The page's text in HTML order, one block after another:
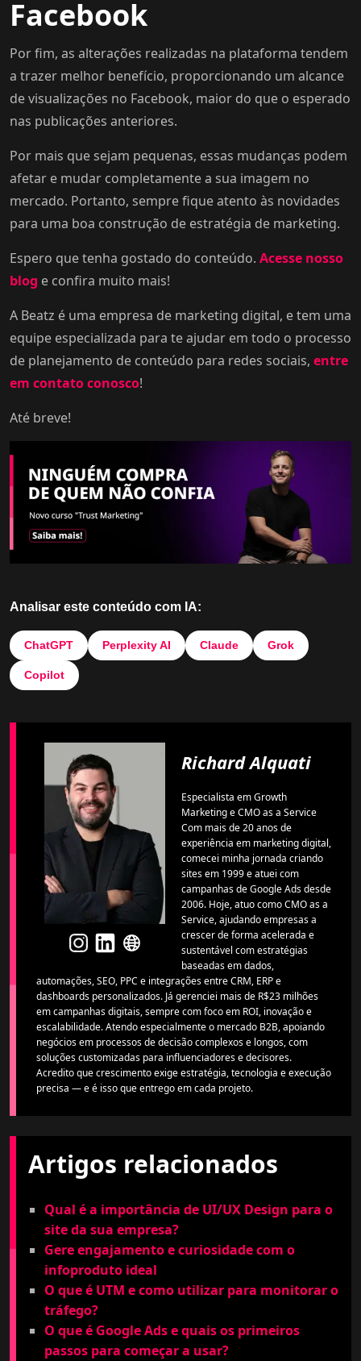
Facebook
Por fim, as alterações realizadas na plataforma tendem
a trazer melhor benefício, proporcionando um alcance
de visualizações no Facebook, maior do que o esperado
nas publicações anteriores.
Por mais que sejam pequenas, essas mudanças podem
afetar e mudar completamente a sua imagem no
mercado. Portanto, sempre fique atento às novidades
para uma boa construção de estratégia de marketing.
Espero que tenha gostado do conteúdo. Acesse nosso
blog e confira muito mais!
A Beatz é uma empresa de marketing digital, e tem uma
equipe especializada para te ajudar em todo o processo
de planejamento de conteúdo para redes sociais, entre
em contato conosco!
Até breve!
Analisar este conteúdo com IA:
ChatGPT Perplexity AI Claude Grok
Copilot
Richard Alquati
Especialista em Growth
Marketing e CMO as a Service
Com mais de 20 anos de
experiência em marketing digital,
comecei minha jornada criando
sites em 1999 e atuei com
campanhas de Google Ads desde
2006. Hoje, atuo como CMO as a
Service, ajudando empresas a
crescer de forma acelerada e
sustentável com estratégias
baseadas em dados,
automações, SEO, PPC e integrações entre CRM, ERP e
dashboards personalizados. Já gerenciei mais de R$23 milhões
em campanhas digitais, sempre com foco em ROI, inovação e
escalabilidade. Atendo especialmente o mercado B2B, apoiando
negócios em processos de decisão complexos e longos, com
soluções customizadas para influenciadores e decisores.
Acredito que crescimento exige estratégia, tecnologia e execução
precisa — e é isso que entrego em cada projeto.
Artigos relacionados
Qual é a importância de UI/UX Design para o
site da sua empresa?
Gere engajamento e curiosidade com o
infoproduto ideal
O que é UTM e como utilizar para monitorar o
tráfego?
O que é Google Ads e quais os primeiros
passos para começar a usar?